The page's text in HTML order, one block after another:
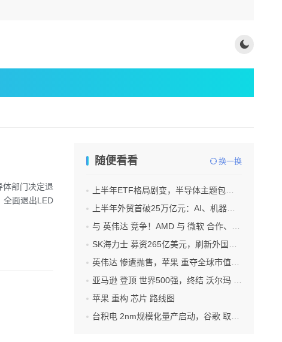
部门决定退
全面退出LED
随便看看 换一换
上半年ETF格局剧变，半导体主题包揽“翻倍基”
上半年外贸首破25万亿元：AI、机器人 成出口新引擎
与 英伟达 竞争！AMD 与 微软 合作、将交付机架级系统Helios
SK海力士 募资265亿美元，刷新外国企业赴美IPO纪录
英伟达 惨遭抛售，苹果 重夺全球市值第一，释放什么信号？
亚马逊 登顶 世界500强，终结 沃尔玛 连续12年领跑纪录
苹果 重构 芯片 路线图
台积电 2nm规模化量产启动，谷歌 取代苹果成首发客户